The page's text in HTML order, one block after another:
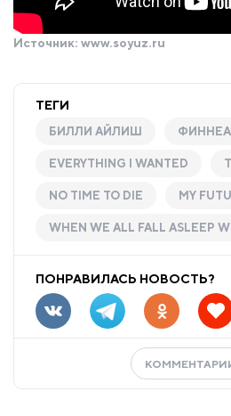
Источник: www.soyuz.ru
ТЕГИ
БИЛЛИ АЙЛИШ
EVERYTHING I WANTED
NO TIME TO DIE MY
WHEN WE ALL FALL ASLEEP
ПОНРАВИЛАСЬ НОВОСТЬ?